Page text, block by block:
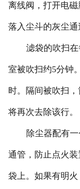
离线阀，打开电磁
落入尘斗的灰尘通
滤袋的吹扫
室被吹扫约5分钟
时。隔间被吹扫
将再次去除该行。
除尘器配有
通管，防止点火
袋上。如果有明